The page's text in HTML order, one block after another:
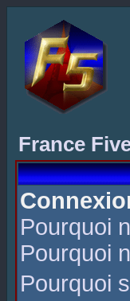
France
Pourquoi
Pourquoi
Pourquoi